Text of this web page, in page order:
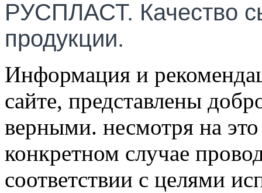
РУСПЛАСТ. Качество
продукции.
Информация и
сайте, представлены
верными. несмотря на
конкретном случае
соответствии с целями